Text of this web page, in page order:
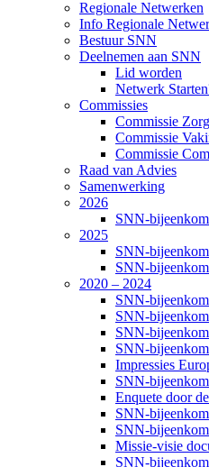
Regionale Netwerken
Info Regionale
Bestuur SNN
Deelnemen aan SNN
Lid worden
Netwerk
Commissies
Commissie
Commissie
Commissie
Raad van Advies
Samenwerking
2026
SNN-
2025
SNN-
SNN-
2020 – 2024
SNN-
SNN-
SNN-
SNN-
Impressies
SNN-
Enquete door
SNN-
SNN-
Missie-visie
SNN-